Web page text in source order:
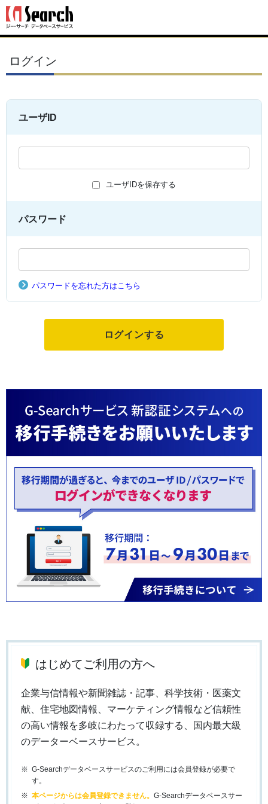
ログイン
ユーザID
ユーザIDを保存する
パスワード
パスワードを忘れた方はこちら
はじめてご利用の方へ
企業与信情報や新聞雑誌・記事、科学技術・医薬文
献、住宅地図情報、マーケティング情報など信頼性
の高い情報を多岐にわたって収録する、国内最大級
のデーターベースサービス。
G-Searchデータベースサービスのご利用には会員登録が必要で
す。
本ページからは会員登録できません。 G-Searchデータベースサー